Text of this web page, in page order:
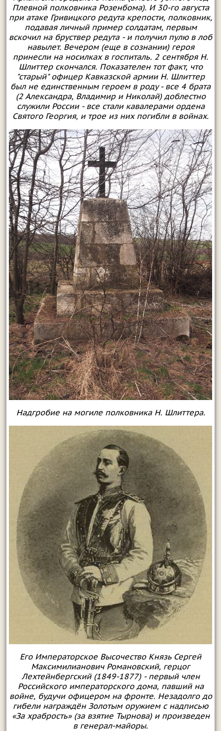
Плевной полковника Розенбома). И 30-го августа
при атаке Гривицкого редута крепости, полковник,
подавая личный пример солдатам, первым
вскочил на бруствер редута - и получил пулю в лоб
навылет. Вечером (еще в сознании) героя
принесли на носилках в госпиталь. 2 сентября Н.
Шлиттер скончался. Показателен тот факт, что
"старый" офицер Кавказской армии Н. Шлиттер
был не единственным героем в роду - все 4 брата
(2 Александра, Владимир и Николай) доблестно
служили России - все стали кавалерами ордена
Святого Георгия, и трое из них погибли в войнах.
Надгробие на могиле полковника Н. Шлиттера.
Его Императорское Высочество Князь Сергей
Максимилианович Романовский, герцог
Лехтейнбергский (1849-1877) - первый член
Российского императорского дома, павший на
войне, будучи офицером на фронте. Незадолго до
гибели награждён Золотым оружием с надписью
«За храбрость» (за взятие Тырнова) и произведен
в генерал-майоры.